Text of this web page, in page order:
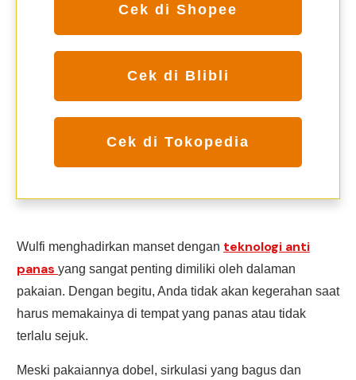
Cek di Shopee
Cek di Blibli
Cek di Tokopedia
Wulfi menghadirkan manset dengan teknologi anti
panas yang sangat penting dimiliki oleh dalaman
pakaian. Dengan begitu, Anda tidak akan kegerahan saat
harus memakainya di tempat yang panas atau tidak
terlalu sejuk.
Meski pakaiannya dobel, sirkulasi yang bagus dan